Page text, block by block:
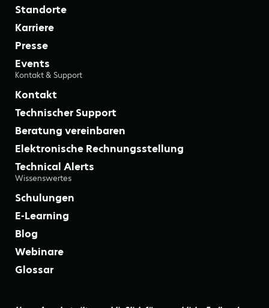
Standorte
Karriere
Presse
Events
Kontakt & Support
Kontakt
Technischer Support
Beratung vereinbaren
Elektronische Rechnungsstellung
Technical Alerts
Wissenswertes
Schulungen
E-Learning
Blog
Webinare
Glossar